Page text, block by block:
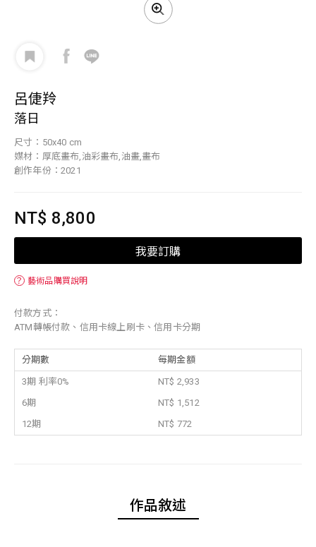
呂倢羚
落日
尺寸：50x40 cm
媒材：厚底畫布,油彩畫布,油畫,畫布
創作年份：2021
NT$ 8,800
我要訂購
？ 藝術品購買說明
付款方式：
ATM轉帳付款、信用卡線上刷卡、信用卡分期
分期數 每期金額
3期 利率0%
NT$ 2,933
6期
NT$ 1,512
12期
NT$ 772
作品敘述